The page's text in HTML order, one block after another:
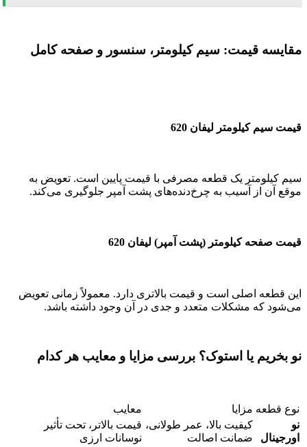
مقایسه قیمت: سیم کیلومتر، سنسور و صفحه کامل
قیمت سیم کیلومتر لیفان 620
سیم کیلومتر یک قطعه مصرفی با قیمت پایین است. تعویض به
موقع آن از آسیب به چرخ‌دنده‌های پشت آمپر جلوگیری می‌کند.
قیمت صفحه کیلومتر (پشت آمپر) لیفان 620
این قطعه اصلی است و قیمت بالاتری دارد. معمولاً زمانی تعویض
می‌شود که مشکلات متعدد و جدی در آن وجود داشته باشد.
نو بخریم یا استوک؟ بررسی مزایا و معایب هر کدام
نوع قطعه مزایا
معایب
نو
اورجینال
کیفیت بالا، عمر طولانی،
ضمانت اصالت
قیمت بالاتر، تحت تأثیر
نوسانات ارزی